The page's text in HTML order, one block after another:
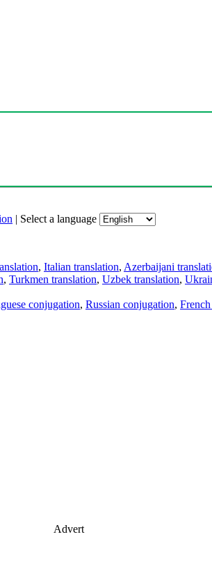
| Select a language
, Italian translation, Azerbaijani
, Turkmen translation, Uzbek translation,
conjugation, Russian conjugation,
Advert